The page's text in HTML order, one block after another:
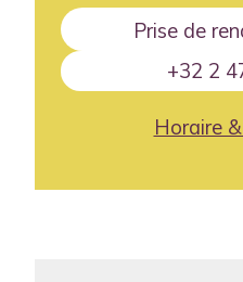
Prise de
+32 2
Horaire